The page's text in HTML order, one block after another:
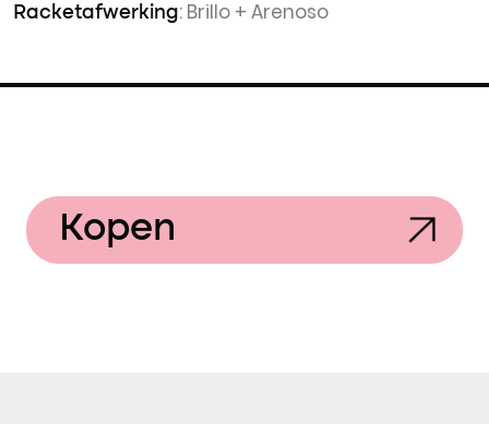
Racketafwerking: Brillo + Arenoso
Kopen